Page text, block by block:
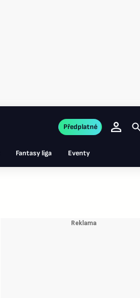
Fantasy liga Eventy
Předplatné